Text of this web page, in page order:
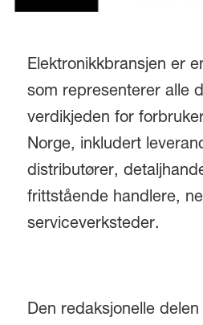
Elektronikkbransjen er
som representerer alle
verdikjeden for
Norge, inkludert
distributører,
frittstående handlere,
serviceverksteder.
Den redaksjonelle delen